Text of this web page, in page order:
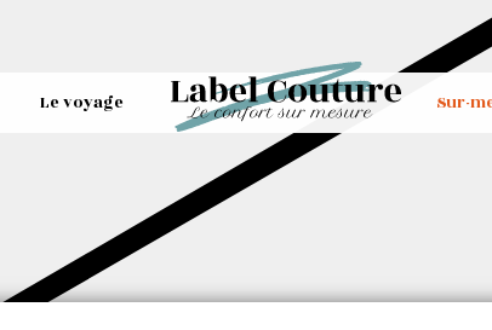
Le voyage Sur-